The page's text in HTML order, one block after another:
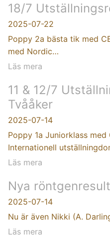
18/7
2025-07-22
Poppy 2a bästa tik med
med Nordic…
Läs mera
11 & 12/7
Tvååker
2025-07-14
Poppy 1a Juniorklass med
Internationell
Läs mera
Nya
2025-07-14
Nu är även Nikki (A.
Läs mera